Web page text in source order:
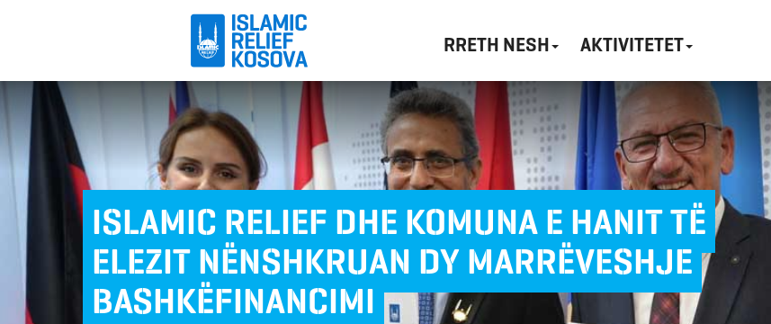
RRETH NESH AKTIVITETET
ISLAMIC RELIEF DHE KOMUNA E HANIT TË
ELEZIT NËNSHKRUAN DY MARRËVESHJE
BASHKËFINANCIMI